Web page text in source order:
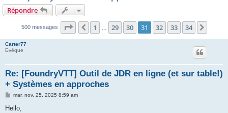
Répondre
500 messages Page 31 sur 34
Précédent
1 29 30 31 32 33 34
Carter77
Evêque
Re: [FoundryVTT] Outil de JDR en ligne (et sur table!)
+ Systèmes en approches
M
s
mar. nov. 25, 2025 8:59 am
Hello,